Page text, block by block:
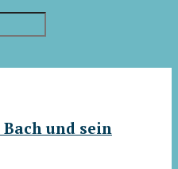
und sein